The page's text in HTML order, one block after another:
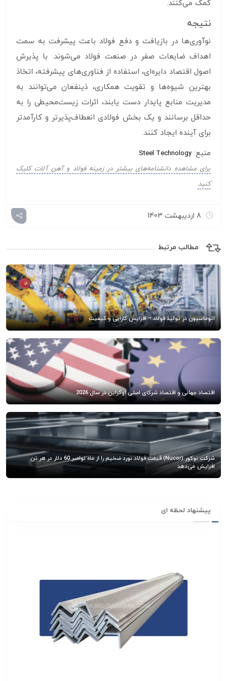
کمک می‌کنند.
نتیجه
نوآوری‌ها در بازیافت و دفع فولاد باعث پیشرفت به سمت
اهداف ضایعات صفر در صنعت فولاد می‌شوند. با پذیرش
اصول اقتصاد دایره‌ای، استفاده از فناوری‌های پیشرفته، اتخاذ
بهترین شیوه‌ها و تقویت همکاری، ذینفعان می‌توانند به
مدیریت منابع پایدار دست یابند، اثرات زیست‌محیطی را به
حداقل برسانند و یک بخش فولادی انعطاف‌پذیرتر و کارآمدتر
برای آینده ایجاد کنند.
منبع: Steel Technology
برای مشاهده دانشنامه‌های بیشتر در زمینه فولاد و آهن آلات کلیک
کنید
8 اردیبهشت 1403
مطالب مرتبط
اتوماسیون در تولید فولاد – افزایش کارایی و کیفیت
اقتصاد جهانی و اقتصاد شرکای اصلی اوکراین در سال 2026
شرکت نوکور (Nucor) قیمت فولاد نورد ضخیم را از ماه نوامبر 60 دلار در هر تن
افزایش می‌دهد
پیشنهاد لحظه ای